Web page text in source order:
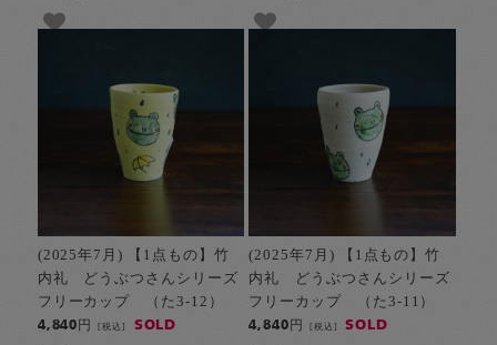
(2025年7月) 【1点もの】竹
内礼 どうぶつさんシリーズ
フリーカップ （た3-12）
4,840円[税込] SOLD
(2025年7月) 【1点もの】竹
内礼 どうぶつさんシリーズ
フリーカップ （た3-11）
4,840円 [税込] SOLD